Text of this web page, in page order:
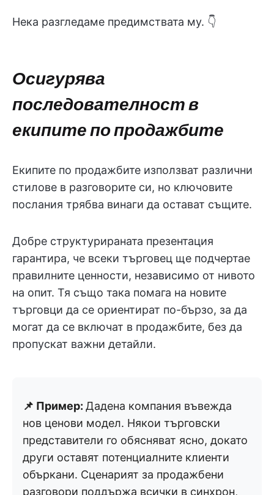
Нека разгледаме предимствата му. 👇
Осигурява
последователност в
екипите по продажбите
Екипите по продажбите използват различни
стилове в разговорите си, но ключовите
послания трябва винаги да остават същите.
Добре структурираната презентация
гарантира, че всеки търговец ще подчертае
правилните ценности, независимо от нивото
на опит. Тя също така помага на новите
търговци да се ориентират по-бързо, за да
могат да се включат в продажбите, без да
пропускат важни детайли.
📌 Пример: Дадена компания въвежда
нов ценови модел. Някои търговски
представители го обясняват ясно, докато
други оставят потенциалните клиенти
объркани. Сценарият за продажбени
разговори поддържа всички в синхрон,